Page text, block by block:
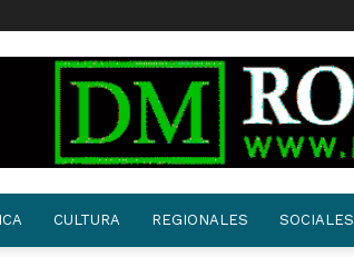
CULTURA REGIONALES SOCIALES